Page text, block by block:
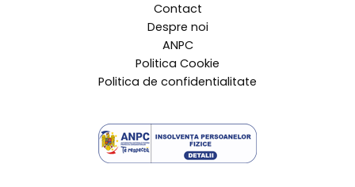
Contact
Despre noi
ANPC
Politica Cookie
Politica de confidentialitate